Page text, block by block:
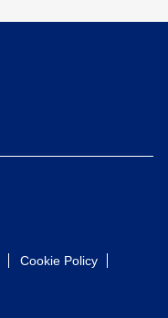
Cookie Policy